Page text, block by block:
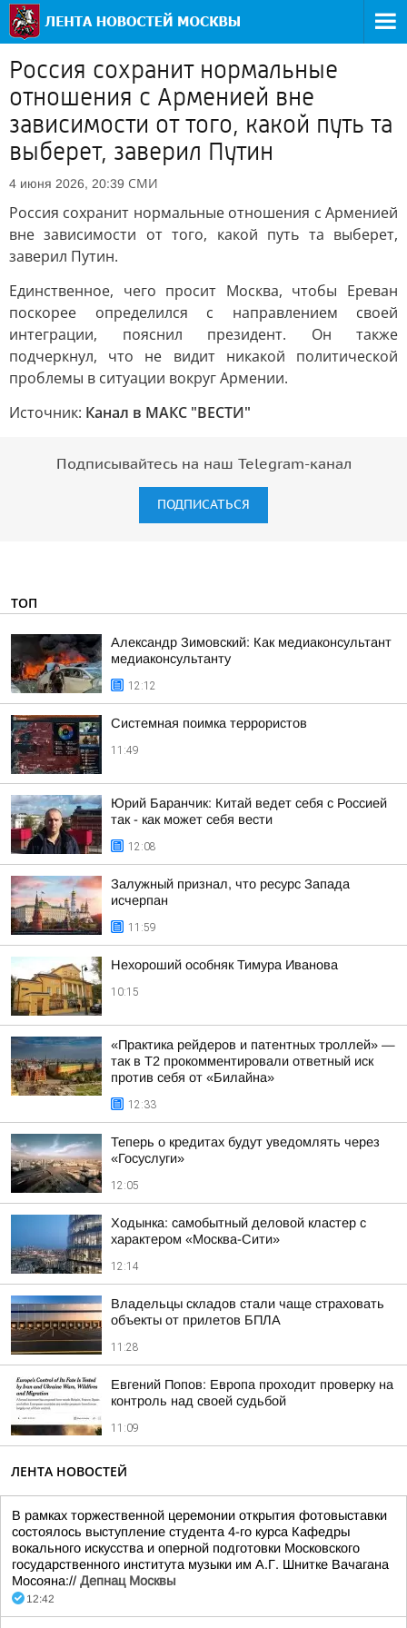
Россия сохранит нормальные
отношения с Арменией вне
зависимости от того, какой путь та
выберет, заверил Путин
4 июня 2026, 20:39 СМИ
Россия сохранит нормальные отношения с Арменией
вне зависимости от того, какой путь та выберет,
заверил Путин.
Единственное, чего просит Москва, чтобы Ереван
поскорее определился с направлением своей
интеграции, пояснил президент. Он также
подчеркнул, что не видит никакой политической
проблемы в ситуации вокруг Армении.
Источник: Канал в МАКС "ВЕСТИ"
Подписывайтесь на наш Telegram-канал
ПОДПИСАТЬСЯ
ТОП
Александр Зимовский: Как медиаконсультант
медиаконсультанту
12:12
Системная поимка террористов
11:49
Юрий Баранчик: Китай ведет себя с Россией
так - как может себя вести
12:08
Залужный признал, что ресурс Запада
исчерпан
11:59
Нехороший особняк Тимура Иванова
10:15
«Практика рейдеров и патентных троллей» —
так в Т2 прокомментировали ответный иск
против себя от «Билайна»
12:33
Теперь о кредитах будут уведомлять через
«Госуслуги»
12:05
Ходынка: самобытный деловой кластер с
характером «Москва-Сити»
12:14
Владельцы складов стали чаще страховать
объекты от прилетов БПЛА
11:28
Евгений Попов: Европа проходит проверку на
контроль над своей судьбой
11:09
ЛЕНТА НОВОСТЕЙ
В рамках торжественной церемонии открытия фотовыставки
состоялось выступление студента 4-го курса Кафедры
вокального искусства и оперной подготовки Московского
государственного института музыки им А.Г. Шнитке Вачагана
Мосояна:// Депнац Москвы
12:42